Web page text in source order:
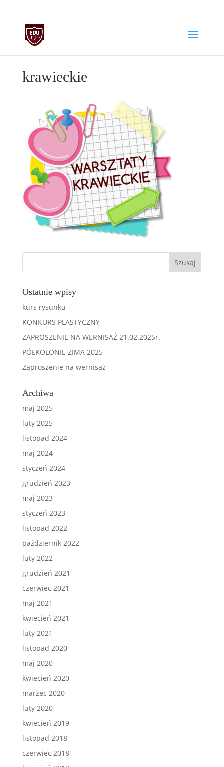
krawieckie
Ostatnie wpisy
kurs rysunku
KONKURS PLASTYCZNY
ZAPROSZENIE NA WERNISAŻ 21.02.2025r.
PÓŁKOLONIE ZIMA 2025
Zaproszenie na wernisaż
Archiwa
maj 2025
luty 2025
listopad 2024
maj 2024
styczeń 2024
grudzień 2023
maj 2023
styczeń 2023
listopad 2022
październik 2022
luty 2022
grudzień 2021
czerwiec 2021
maj 2021
kwiecień 2021
luty 2021
listopad 2020
maj 2020
kwiecień 2020
marzec 2020
luty 2020
kwiecień 2019
listopad 2018
czerwiec 2018